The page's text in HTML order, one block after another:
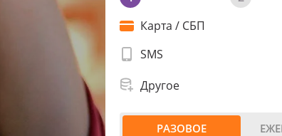
Карта / СБП
SMS
Другое
РАЗОВОЕ